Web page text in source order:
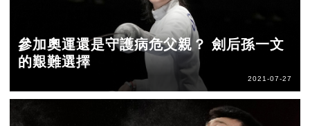
參加奧運還是守護病危父親？ 劍后孫一文
的艱難選擇
2021-07-27